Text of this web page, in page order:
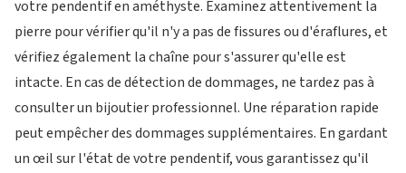
votre pendentif en améthyste. Examinez attentivement la
pierre pour vérifier qu'il n'y a pas de fissures ou d'éraflures, et
vérifiez également la chaîne pour s'assurer qu'elle est
intacte. En cas de détection de dommages, ne tardez pas à
consulter un bijoutier professionnel. Une réparation rapide
peut empêcher des dommages supplémentaires. En gardant
un œil sur l'état de votre pendentif, vous garantissez qu'il